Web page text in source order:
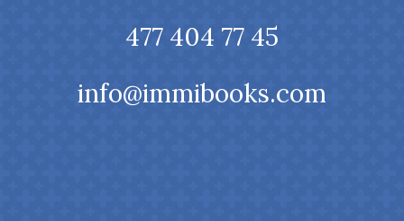
477 404 77 45
info@immibooks.com